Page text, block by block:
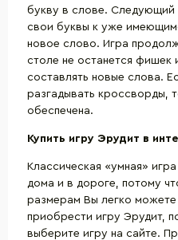
букву в слове. Следующий
свои буквы к уже
новое слово. Игра
столе не останется фишек
составлять новые слова.
разгадывать кроссворды,
обеспечена.
Купить игру Эрудит в
Классическая «умная»
дома и в дороге, потому
размерам Вы легко
приобрести игру Эрудит,
выберите игру на сайте.